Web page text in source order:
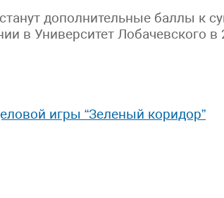
дополнительные баллы к
в Университет Лобачевского в
игры “Зеленый коридор”